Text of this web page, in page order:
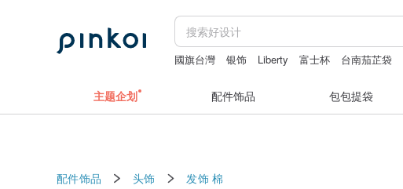
國旗台灣 银饰 Liberty 富士杯 台南茄芷袋
主题企划 配件饰品 包包提袋
配件饰品 头饰 发饰 棉